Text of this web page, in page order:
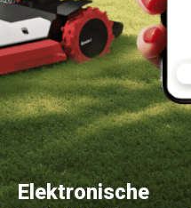
Elektronische